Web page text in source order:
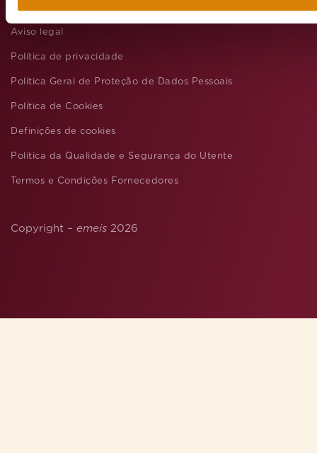
Aviso legal
Política de privacidade
Política Geral de Proteção de Dados Pessoais
Política de Cookies
Definições de cookies
Política da Qualidade e Segurança do Utente
Termos e Condições Fornecedores
Copyright – emeis 2026